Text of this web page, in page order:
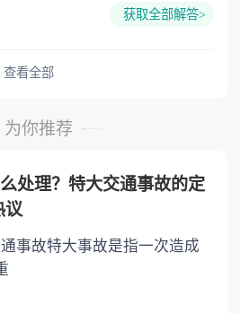
同生活的继承人，分配遗产
养义务的，分配遗产时，应当
获取全部解答>
查看全部
为你推荐
处理？特大交通事故的定
议
事故特大事故是指一次造成